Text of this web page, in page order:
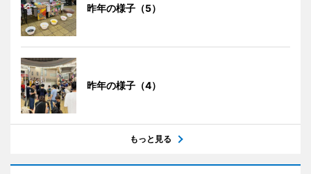
昨年の様子（5）
昨年の様子（4）
もっと見る